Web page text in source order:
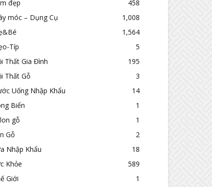
đẹp
458
móc – Dụng Cụ
1,008
1,564
Típ
5
Thất Gia Đình
195
Thất Gỗ
3
Uống Nhập Khẩu
14
Biển
1
gỗ
1
Gỗ
2
Nhập Khẩu
18
Khỏe
589
Giới
1